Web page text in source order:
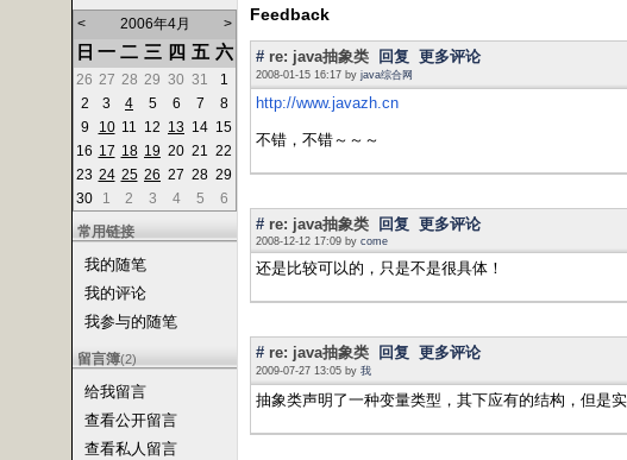
< 2006年4月 >
日 一 二 三 四 五 六
26 27 28 29 30 31
1
2
3 4 5 6 7
8
9
10 11 12 13 14 15
16 17 18 19 20 21 22
23 24 25 26 27 28 29
30
1 2 3 4 5
6
常用链接
我的随笔
我的评论
我参与的随笔
留言簿(2)
给我留言
查看公开留言
查看私人留言
Feedback
# re: java抽象类 回复 更多评论
2008-01-15 16:17 by java综合网
http://www.javazh.cn
不错，不错～～～
# re: java抽象类 回复 更多评论
2008-12-12 17:09 by come
还是比较可以的，只是不是很具体！
# re: java抽象类 回复 更多评论
2009-07-27 13:05 by 我
抽象类声明了一种变量类型，其下应有的结构，但是